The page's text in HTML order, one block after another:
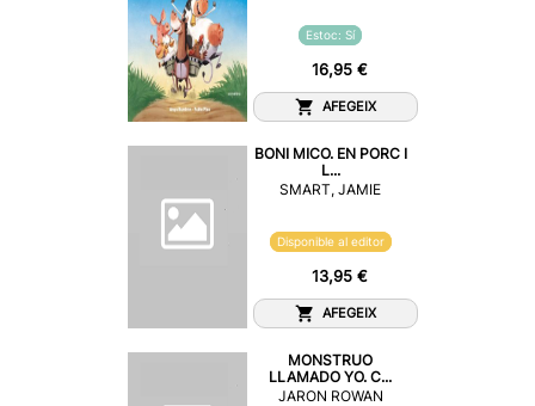
Estoc: Sí
16,95 €
AFEGEIX
BONI MICO. EN PORC I
L...
SMART, JAMIE
Disponible al editor
13,95 €
AFEGEIX
MONSTRUO
LLAMADO YO. C...
JARON ROWAN